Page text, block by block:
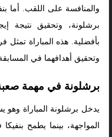
والمنافسة على اللقب. أما
برشلونة، وتحقيق نتيجة
بأفضلية. هذه المباراة تمثل
وتحقيق أهدافهما في
برشلونة في مهمة صعبة
يدخل برشلونة المباراة
المواجهة، بينما يطمح